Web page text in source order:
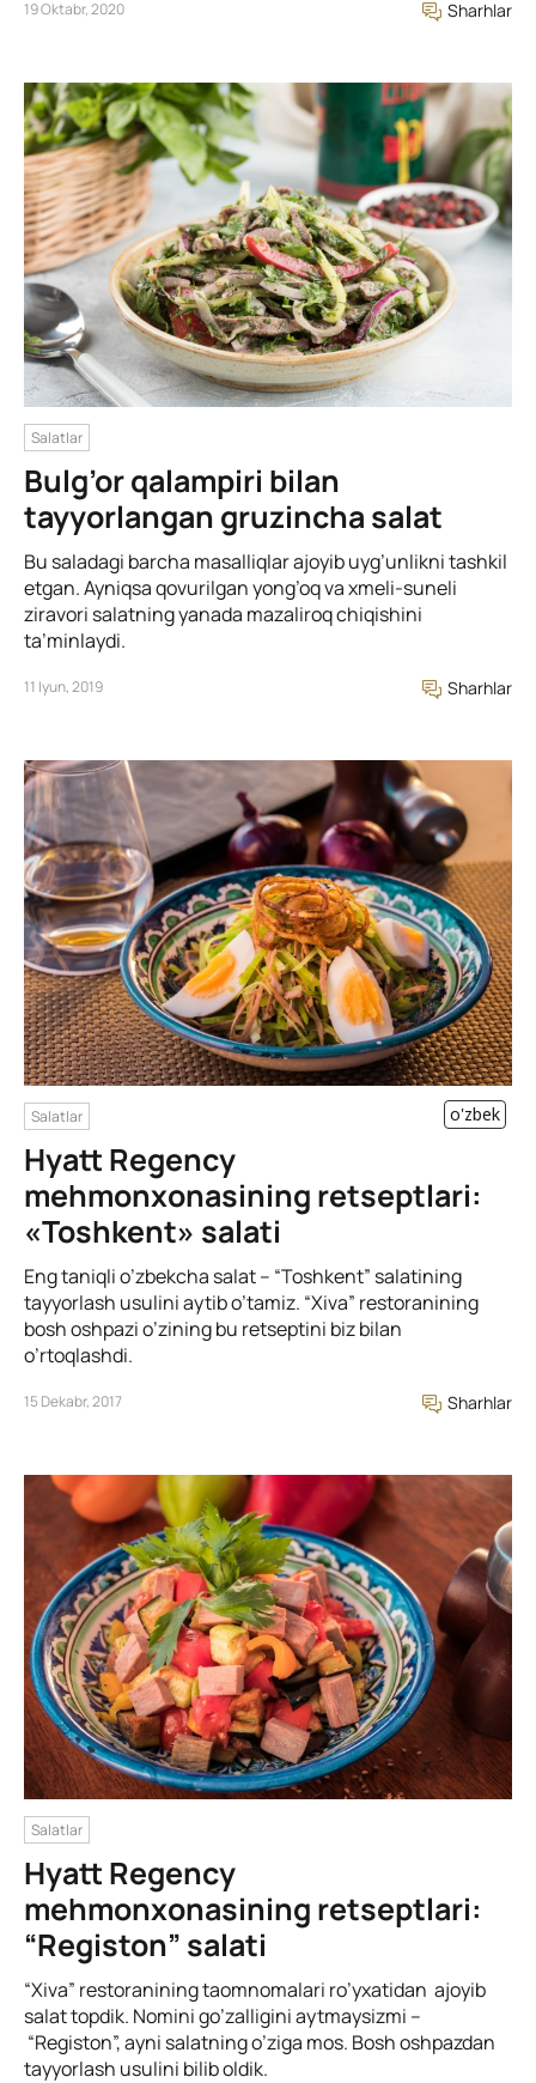
19 Oktabr, 2020 Sharhlar
Salatlar
Bulg’or qalampiri bilan
tayyorlangan gruzincha salat
Bu saladagi barcha masalliqlar ajoyib uyg’unlikni tashkil
etgan. Ayniqsa qovurilgan yong’oq va xmeli-suneli
ziravori salatning yanada mazaliroq chiqishini
ta’minlaydi.
11 Iyun, 2019 Sharhlar
Salatlar o'zbek
Hyatt Regency
mehmonxonasining retseptlari:
«Toshkent» salati
Eng taniqli o’zbekcha salat – “Toshkent” salatining
tayyorlash usulini aytib o’tamiz. “Xiva” restoranining
bosh oshpazi o’zining bu retseptini biz bilan
o’rtoqlashdi.
15 Dekabr, 2017 Sharhlar
Salatlar
Hyatt Regency
mehmonxonasining retseptlari:
“Registon” salati
“Xiva” restoranining taomnomalari ro’yxatidan ajoyib
salat topdik. Nomini go’zalligini aytmaysizmi –
“Registon”, ayni salatning o’ziga mos. Bosh oshpazdan
tayyorlash usulini bilib oldik.